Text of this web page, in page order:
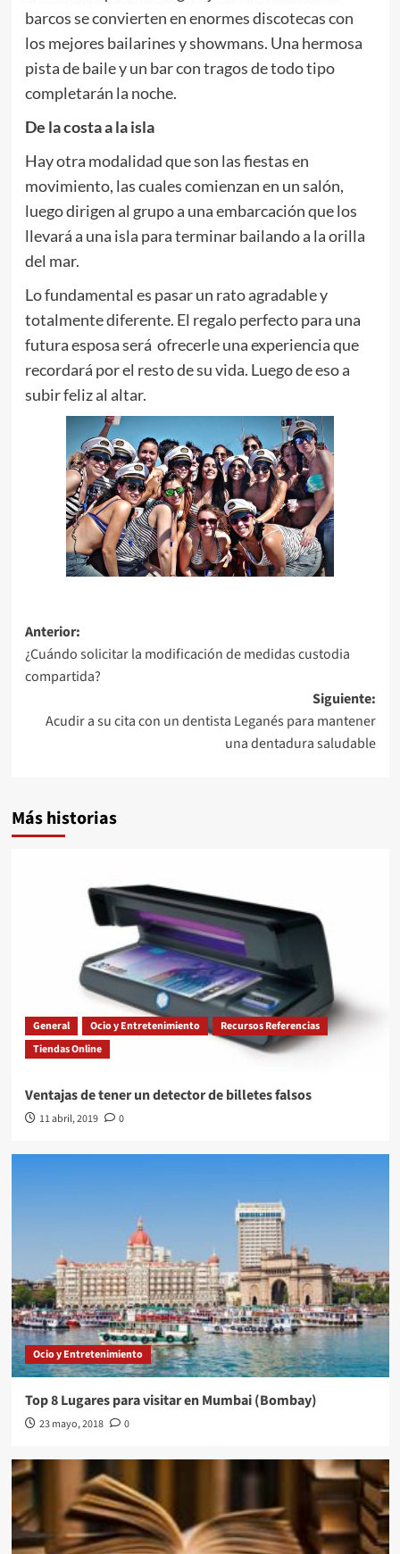
barcos se convierten en enormes discotecas con
los mejores bailarines y showmans. Una hermosa
pista de baile y un bar con tragos de todo tipo
completarán la noche.
De la costa a la isla
Hay otra modalidad que son las fiestas en
movimiento, las cuales comienzan en un salón,
luego dirigen al grupo a una embarcación que los
llevará a una isla para terminar bailando a la orilla
del mar.
Lo fundamental es pasar un rato agradable y
totalmente diferente. El regalo perfecto para una
futura esposa será ofrecerle una experiencia que
recordará por el resto de su vida. Luego de eso a
subir feliz al altar.
Navegación
de
entradas
Anterior:
¿Cuándo solicitar la modificación de medidas custodia
compartida?
Siguiente:
Acudir a su cita con un dentista Leganés para mantener
una dentadura saludable
Más historias
General Ocio y Entretenimiento
Recursos Referencias
Tiendas Online
Ventajas de tener un detector de billetes falsos
11 abril, 2019 0
Ocio y Entretenimiento
Top 8 Lugares para visitar en Mumbai (Bombay)
23 mayo, 2018 0